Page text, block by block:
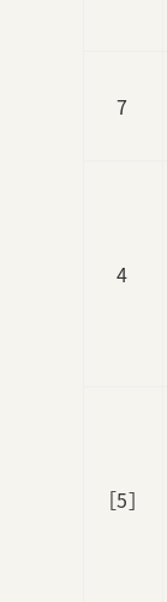
7
4
［5］